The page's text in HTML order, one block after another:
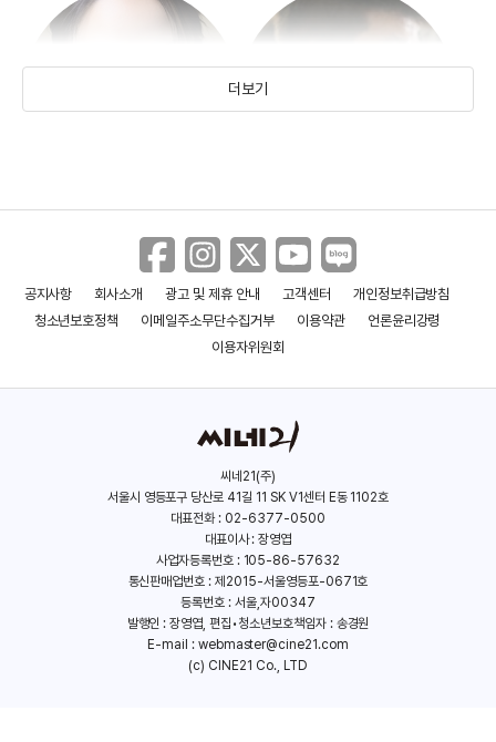
벌새
(2018)
보이스
(2021)
신혜선
(1989)
박상현
(1977)
호아킨 피닉스 필립 세이무어 호프만
더보기
공지사항 회사소개 광고 및 제휴 안내 고객센터
개인정보취급방침
청소년보호정책
이메일주소무단수집거부 이용약관
언론윤리강령
이용자위원회
씨네21(주)
서울시 영등포구 당산로 41길 11 SK V1센터 E동 1102호
대표전화 : 02-6377-0500
대표이사 : 장영엽
사업자등록번호 : 105-86-57632
통신판매업번호 : 제2015-서울영등포-0671호
등록번호 : 서울,자00347
발행인 : 장영엽, 편집•청소년보호책임자 : 송경원
E-mail : webmaster@cine21.com
(c) CINE21 Co., LTD